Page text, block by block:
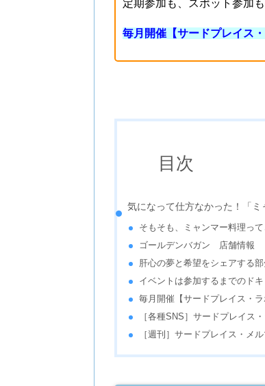
定期参加も、スポット参加
毎月開催【サードプレイス・
目次
気になって仕方なかった！「
そもそも、ミャンマー料理って
ゴールデンバガン 店舗情報
肝心の夢と希望をシェアする部
イベントは参加するまでのド
毎月開催【サードプレイス・ラ
［各種SNS］サードプレイス
［週刊］サードプレイス・メ